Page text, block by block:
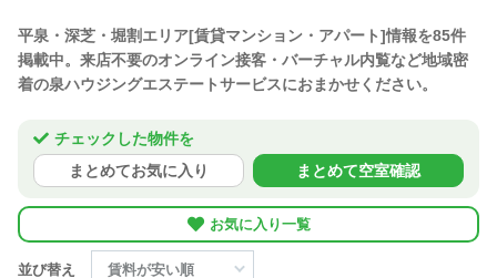
平泉・深芝・堀割エリア[賃貸マンション・アパート]情報を85件
掲載中。来店不要のオンライン接客・バーチャル内覧など地域密
着の泉ハウジングエステートサービスにおまかせください。
チェックした物件を
まとめてお気に入り
まとめて空室確認
お気に入り一覧
並び替え